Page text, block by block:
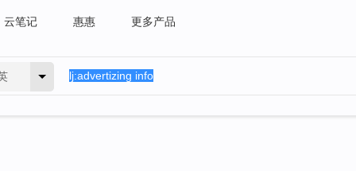
云笔记 惠惠 更多产品